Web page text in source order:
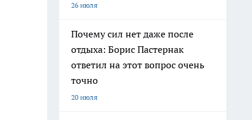
26 июля
Почему сил нет даже после
отдыха: Борис Пастернак
ответил на этот вопрос очень
точно
20 июля